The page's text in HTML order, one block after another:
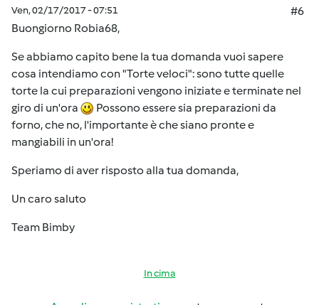
Ven, 02/17/2017 - 07:51
#6
Buongiorno Robia68,
Se abbiamo capito bene la tua domanda vuoi sapere
cosa intendiamo con "Torte veloci": sono tutte quelle
torte la cui preparazioni vengono iniziate e terminate nel
giro di un'ora
Possono essere sia preparazioni da
forno, che no, l'importante è che siano pronte e
mangiabili in un'ora!
Speriamo di aver risposto alla tua domanda,
Un caro saluto
Team Bimby
In cima